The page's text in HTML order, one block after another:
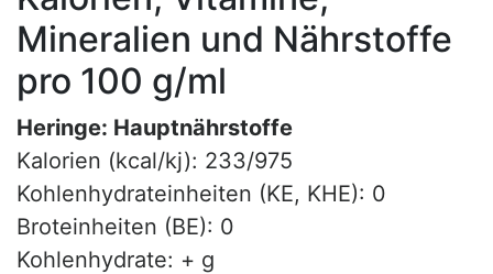
Mineralien und Nährstoffe
pro 100 g/ml
Heringe: Hauptnährstoffe
Kalorien (kcal/kj): 233/975
Kohlenhydrateinheiten (KE, KHE): 0
Broteinheiten (BE): 0
Kohlenhydrate: + g